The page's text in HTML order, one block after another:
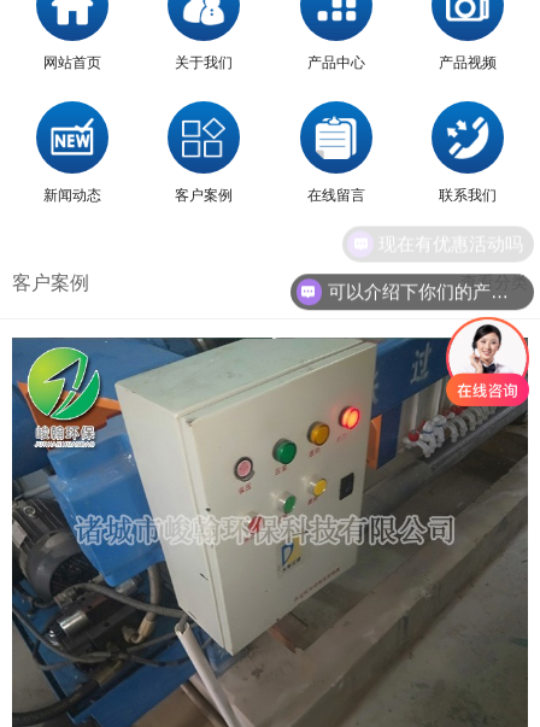
网站首页 关于我们 产品中心 产品视频
新闻动态 客户案例 在线留言 联系我们
客户案例 查看分类
可以介绍下你们的产品么
现在有优惠活动吗